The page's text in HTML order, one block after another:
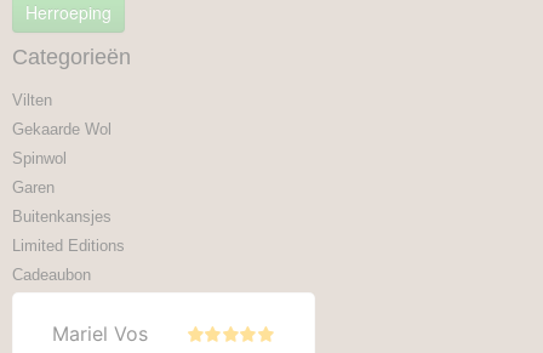
Herroeping
Categorieën
Vilten
Gekaarde Wol
Spinwol
Garen
Buitenkansjes
Limited Editions
Cadeaubon